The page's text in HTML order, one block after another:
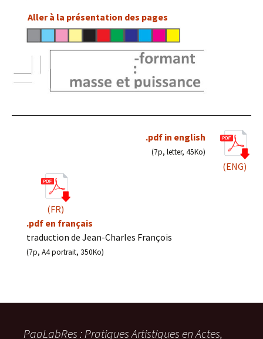
Aller à la présentation des pages
.pdf in english
(7p, letter, 45Ko)
(ENG)
(FR)
.pdf en français
traduction de Jean-Charles François
(7p, A4 portrait, 350Ko)
PaaLabRes : Pratiques Artistiques en Actes,